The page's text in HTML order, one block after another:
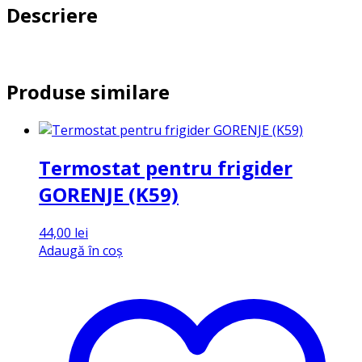
Descriere
Produse similare
Termostat pentru frigider
GORENJE (K59)
44,00 lei
Adaugă în coș